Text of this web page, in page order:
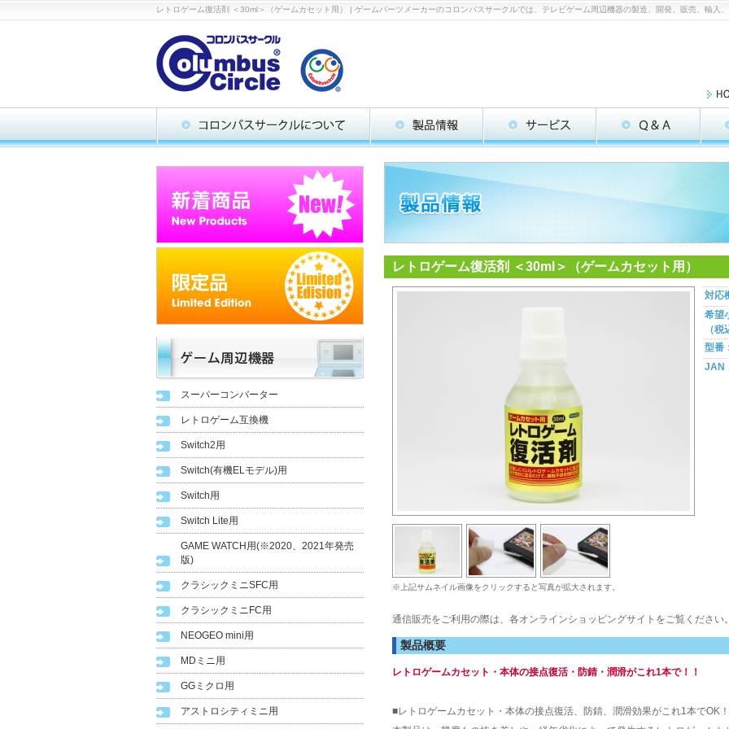
レトロゲーム復活剤 ＜30ml＞（ゲームカセット用） | ゲームパーツメーカーのコロンバスサークルでは、テレビゲーム周辺機器の製造、開発、販売、輸入、
スーパーコンバーター
レトロゲーム互換機
Switch2用
Switch(有機ELモデル)用
Switch用
Switch Lite用
GAME WATCH用(※2020、2021年発売
版)
クラシックミニSFC用
クラシックミニFC用
NEOGEO mini用
MDミニ用
GGミクロ用
アストロシティミニ用
レトロゲーム復活剤 ＜30ml＞（ゲームカセット用）
※上記サムネイル画像をクリックすると写真が拡大されます。
対応
希望
（税
型番
JAN
通信販売をご利用の際は、各オンラインショッピングサイトをご覧ください。
製品概要
レトロゲームカセット・本体の接点復活・防錆・潤滑がこれ1本で！！
■レトロゲームカセット・本体の接点復活、防錆、潤滑効果がこれ1本でOK！